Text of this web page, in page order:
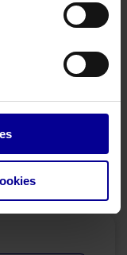
första hjälpen
engångsbruk